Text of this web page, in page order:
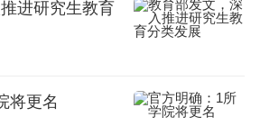
服务等领域形成突破，建设成为
粤港澳大湾区人民健康的重要力
进研究生教育
将更名